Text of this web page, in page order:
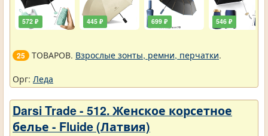
572 ₽ 445 ₽ 699 ₽ 546 ₽
25 ТОВАРОВ. Взрослые зонты, ремни, перчатки.
Орг: Леда
Darsi Trade - 512. Женское корсетное
белье - Fluide (Латвия)